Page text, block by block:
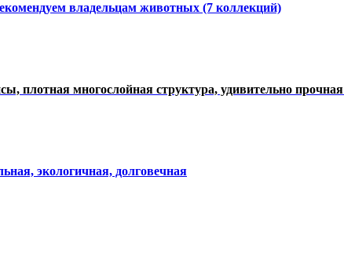
владельцам животных (7 коллекций)
плотная многослойная структура, удивительно прочная
экологичная, долговечная